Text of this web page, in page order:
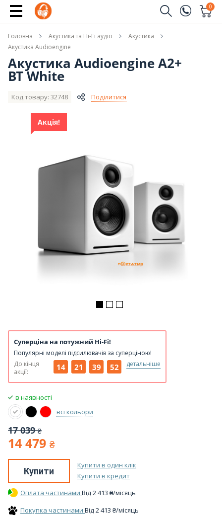
(096)
(044)
0
Ім'я
Телефон
Головна Акустика та Hi-Fi аудіо
Акустика
Акустика Audioengine
Акустика Audioengine A2+
BT White
Код товару: 32748 Поділитися
Акція!
Суперціна на потужний Hi-Fi!
Популярні моделі підсилювачів за суперціною!
До кінця
акції:
14 21 39 52 детальніше
в наявності
всі кольори
17 039 ₴
14 479 ₴
Купити
Купити в один клік
Купити в кредит
Оплата частинами Вiд2 413 ₴/місяць
Покупка частинами Вiд2 413 ₴/місяць
Купити